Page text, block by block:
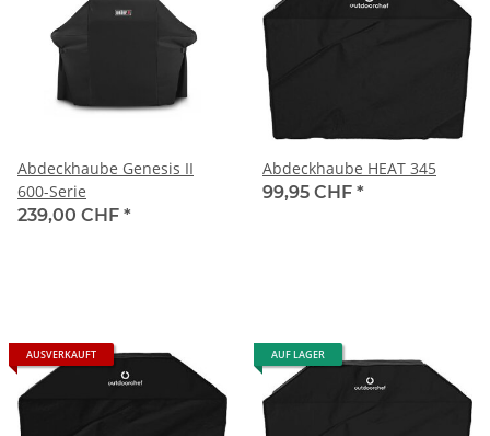
Abdeckhaube Genesis II
600-Serie
239,00 CHF *
Abdeckhaube HEAT 345
99,95 CHF *
AUSVERKAUFT AUF LAGER